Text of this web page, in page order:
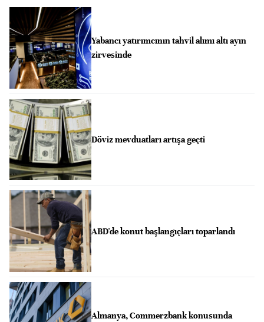
Yabancı yatırımcının tahvil alımı altı ayın
zirvesinde
Döviz mevduatları artışa geçti
ABD'de konut başlangıçları toparlandı
Almanya, Commerzbank konusunda